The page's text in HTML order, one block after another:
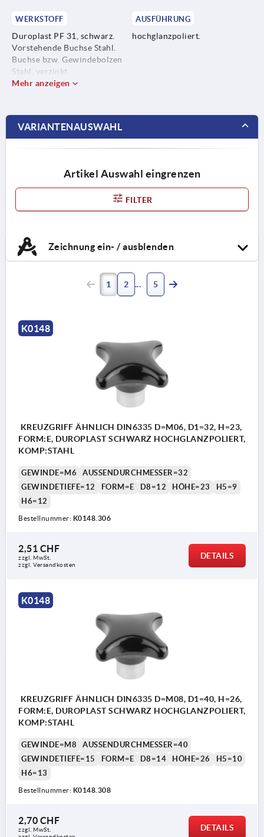
WERKSTOFF
Duroplast PF 31, schwarz.
Vorstehende Buchse Stahl.
Buchse bzw. Gewindebolzen
Stahl, verzinkt.
AUSFÜHRUNG
hochglanzpoliert.
Mehr anzeigen
VARIANTENAUSWAHL
Artikel Auswahl eingrenzen
FILTER
Zeichnung ein- / ausblenden
Form E: vorstehende Stahlbuchse
Form K: Gewindebuchse
Form L: Außengewinde
1 2 5
K0148
KREUZGRIFF ÄHNLICH DIN6335 D=M06, D1=32, H=23,
FORM:E, DUROPLAST SCHWARZ HOCHGLANZPOLIERT,
KOMP:STAHL
GEWINDE=M6
AUSSENDURCHMESSER=32
GEWINDETIEFE=12
FORM=E D8=12 HÖHE=23
H5=9
H6=12
Bestellnummer: K0148.306
2,51 CHF
zzgl. MwSt.
zzgl. Versandkosten
DETAILS
K0148
KREUZGRIFF ÄHNLICH DIN6335 D=M08, D1=40, H=26,
FORM:E, DUROPLAST SCHWARZ HOCHGLANZPOLIERT,
KOMP:STAHL
GEWINDE=M8
AUSSENDURCHMESSER=40
GEWINDETIEFE=15
FORM=E D8=14 HÖHE=26
H5=10
H6=13
Bestellnummer: K0148.308
2,70 CHF
zzgl. MwSt.
DETAILS